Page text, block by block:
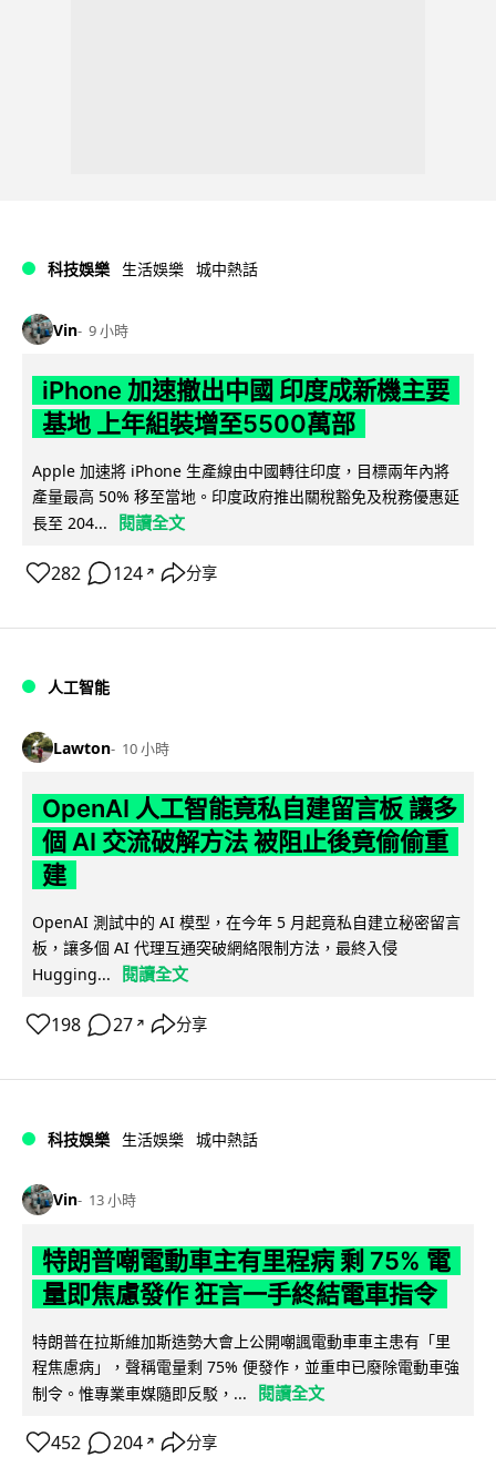
科技娛樂 生活娛樂 城中熱話
Vin 9 小時
iPhone 加速撤出中國 印度成新機主要
基地 上年組裝增至5500萬部
Apple 加速將 iPhone 生產線由中國轉往印度，目標兩年內將
產量最高 50% 移至當地。印度政府推出關稅豁免及稅務優惠延
長至 204...
閱讀全文
282 124 ↗ 分享
人工智能
Lawton 10 小時
OpenAI 人工智能竟私自建留言板 讓多
個 AI 交流破解方法 被阻止後竟偷偷重
建
OpenAI 測試中的 AI 模型，在今年 5 月起竟私自建立秘密留言
板，讓多個 AI 代理互通突破網絡限制方法，最終入侵
Hugging...
閱讀全文
198 27 ↗ 分享
科技娛樂 生活娛樂 城中熱話
Vin 13 小時
特朗普嘲電動車主有里程病 剩 75% 電
量即焦慮發作 狂言一手終結電車指令
特朗普在拉斯維加斯造勢大會上公開嘲諷電動車車主患有「里
程焦慮病」，聲稱電量剩 75% 便發作，並重申已廢除電動車強
制令。惟專業車媒隨即反駁，...
閱讀全文
452 204 ↗ 分享